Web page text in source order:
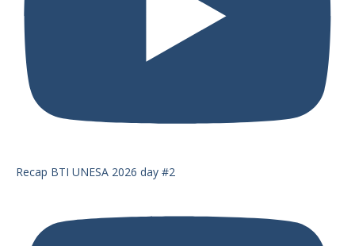
Recap BTI UNESA 2026 day #2